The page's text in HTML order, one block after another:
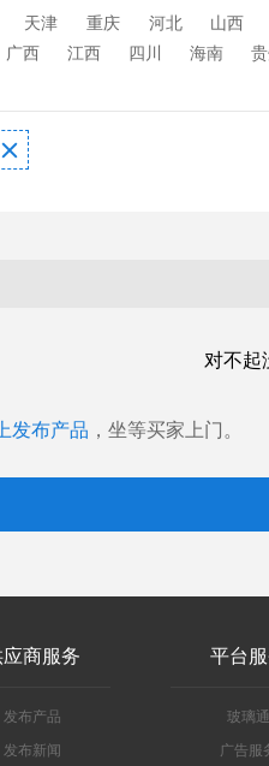
膜 玻璃澄清剂 玻璃原材料
天津 重庆 河北 山西
广西 江西 四川 海南 贵

对不起
发布产品 ，坐等买家上门。
应商服务
发布产品
发布新闻
平台
玻璃通
广告服